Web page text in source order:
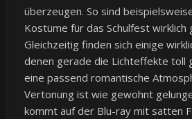
überzeugen. So sind
Kostüme für das Schulfest wirklich
Gleichzeitig finden sich einige
denen gerade die Lichteffekte toll
eine passend romantische
Vertonung ist wie gewohnt
kommt auf der Blu-ray mit satten